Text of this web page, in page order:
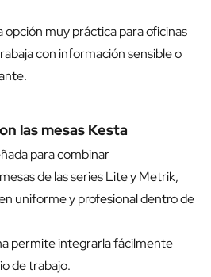
opción muy práctica para oficinas
con información sensible o
las mesas Kesta
para combinar
de las series Lite y Metrik,
uniforme y profesional dentro de
permite integrarla fácilmente
de trabajo.